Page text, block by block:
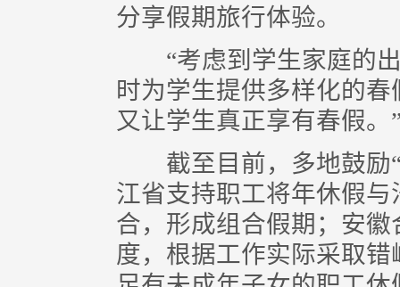
分享假期旅行体验。
“考虑到学生家庭的出
时为学生提供多样化的
又让学生真正享有春假。
截至目前，多地鼓励“
江省支持职工将年休假
合，形成组合假期；安
度，根据工作实际采取